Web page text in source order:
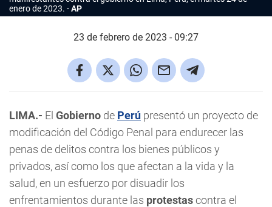
enero de 2023.
AP
23 de febrero de 2023 - 09:27
LIMA.- El Gobierno de Perú presentó un proyecto de
modificación del Código Penal para endurecer las
penas de delitos contra los bienes públicos y
privados, así como los que afectan a la vida y la
salud, en un esfuerzo por disuadir los
enfrentamientos durante las protestascontra el